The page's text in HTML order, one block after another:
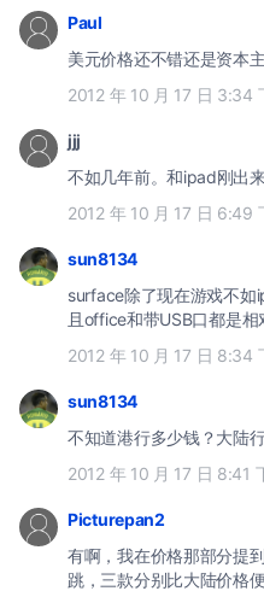
Paul
美元价格还不错还是资本
2012 年 10 月 17 日 3:34
jjj
不如几年前。和ipad刚出
2012 年 10 月 17 日 6:49
sun8134
surface除了现在游戏不如
且office和带USB口都是相
2012 年 10 月 17 日 8:34
sun8134
不知道港行多少钱？大陆
2012 年 10 月 17 日 8:41
Picturepan2
有啊，我在价格那部分提
跳，三款分别比大陆价格